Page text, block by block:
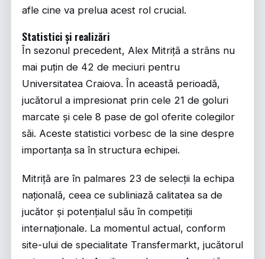
afle cine va prelua acest rol crucial.
Statistici și realizări
În sezonul precedent, Alex Mitriță a strâns nu
mai puțin de 42 de meciuri pentru
Universitatea Craiova. În această perioadă,
jucătorul a impresionat prin cele 21 de goluri
marcate și cele 8 pase de gol oferite colegilor
săi. Aceste statistici vorbesc de la sine despre
importanța sa în structura echipei.
Mitriță are în palmares 23 de selecții la echipa
națională, ceea ce subliniază calitatea sa de
jucător și potențialul său în competiții
internaționale. La momentul actual, conform
site-ului de specialitate Transfermarkt, jucătorul